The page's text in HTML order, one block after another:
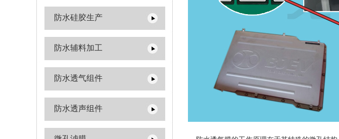
防水硅胶生产
防水辅料加工
防水透气组件
防水透声组件